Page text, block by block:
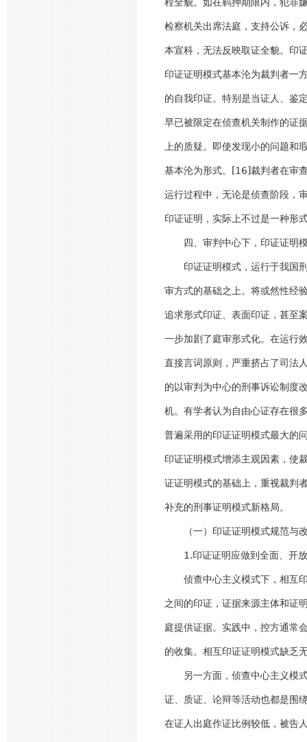
检察机关出席法庭，支持公诉，
本宣科，无法反映取证全貌。印
印证证明模式基本沦为裁判者一
的自我印证。特别是当证人、鉴
早已被限定在侦查机关制作的证
上的质疑。即使发现小的问题
基本沦为形式。[16]裁判者在审
运行过程中，无论是侦查阶段，
印证证明，实际上不过是一种形
四、审判中心下，印证证明模
印证证明模式，运行于我国刑
审方式的基础之上。将或然性经
追求形式印证、表面印证，甚至
一步加剧了庭审形式化。在运行
直接言词原则，严重挤占了司法
的以审判为中心的刑事诉讼制度
机。有学者认为自由心证存在很
普遍采用的印证证明模式最大的
印证证明模式增添主观因素，使
证证明模式的基础上，重视裁判
补充的刑事证明模式新格局。
（一）印证证明模式规范与
1.印证证明应做到全面、开放
侦查中心主义模式下，相互印
之间的印证，证据来源主体和证
庭提供证据。实践中，控方通常
的收集。相互印证证明模式缺乏
另一方面，侦查中心主义模式
证、质证、论辩等活动也都是围
在证人出庭作证比例较低，被告